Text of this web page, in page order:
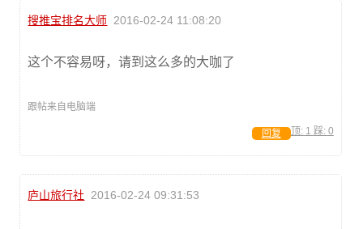
搜推宝排名大师 2016-02-24 11:08:20
这个不容易呀，请到这么多的大咖了
跟帖来自电脑端
顶: 1 踩: 0
回复
庐山旅行社 2016-02-24 09:31:53